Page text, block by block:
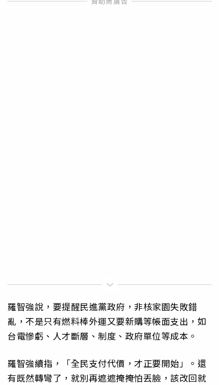
羅智強說，要提醒民進黨政府，非核家園失敗錯
亂，不是只有燃料棒外運又要新購等帳面支出，如
台電慘虧、人才斷層、制度、政府單位等成本。
羅智強續指，「全民支付代價，才正要開始」。還
有既然轉彎了，就別再遮遮掩掩怕丟臉，該改回就